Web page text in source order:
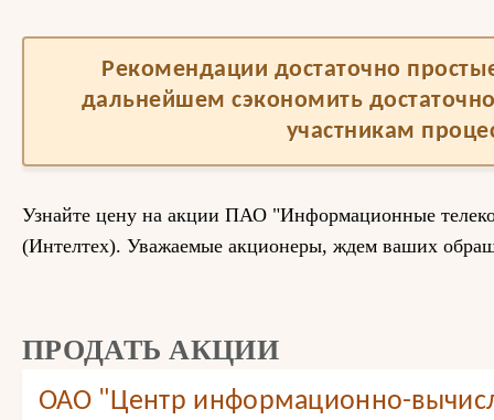
Рекомендации достаточно
дальнейшем сэкономить
участникам
Узнайте цену на акции ПАО "Информационные
(Интелтех). Уважаемые акционеры, ждем ваших
ПРОДАТЬ АКЦИИ
ОАО "Центр информационно-